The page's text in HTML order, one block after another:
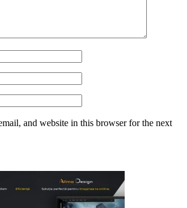
and website in this browser for the next